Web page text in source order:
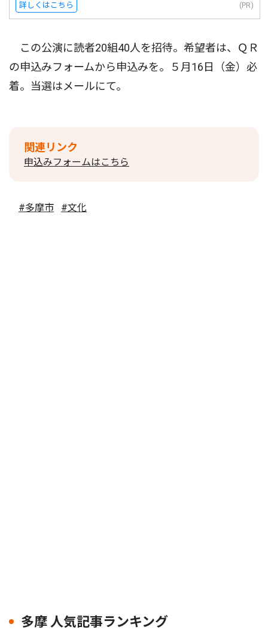
詳しくはこちら (PR)
この公演に読者20組40人を招待。希望者は、ＱＲ
の申込みフォームから申込みを。５月16日（金）必
着。当選はメールにて。
関連リンク
申込みフォームはこちら
#多摩市 #文化
多摩 人気記事ランキング